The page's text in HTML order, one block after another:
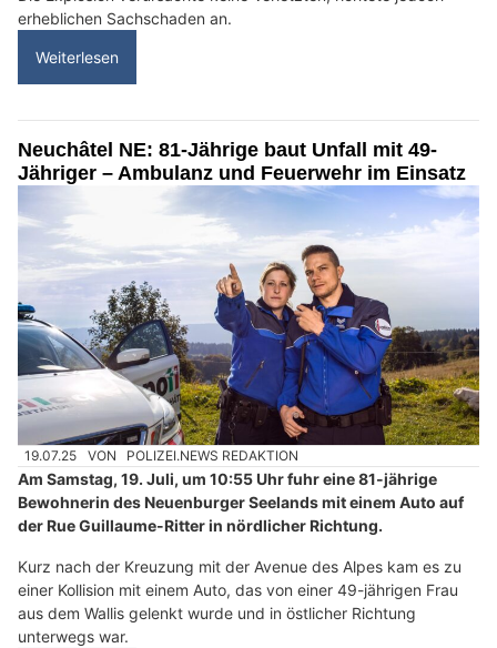
erheblichen Sachschaden an.
Weiterlesen
Neuchâtel NE: 81-Jährige baut Unfall mit 49-
Jähriger – Ambulanz und Feuerwehr im Einsatz
19.07.25 VON POLIZEI.NEWS REDAKTION
Am Samstag, 19. Juli, um 10:55 Uhr fuhr eine 81-jährige
Bewohnerin des Neuenburger Seelands mit einem Auto auf
der Rue Guillaume-Ritter in nördlicher Richtung.
Kurz nach der Kreuzung mit der Avenue des Alpes kam es zu
einer Kollision mit einem Auto, das von einer 49-jährigen Frau
aus dem Wallis gelenkt wurde und in östlicher Richtung
unterwegs war.